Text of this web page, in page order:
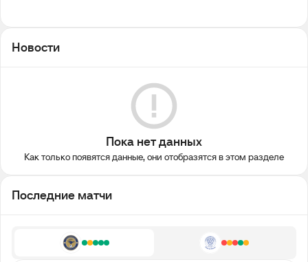
Новости
Пока нет данных
Как только появятся данные, они отобразятся в этом разделе
Последние матчи